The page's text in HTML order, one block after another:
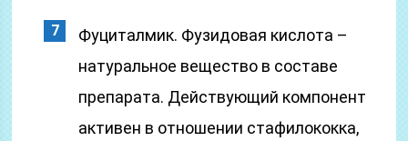
Фуциталмик. Фузидовая кислота –
натуральное вещество в составе
препарата. Действующий компонент
активен в отношении стафилококка,